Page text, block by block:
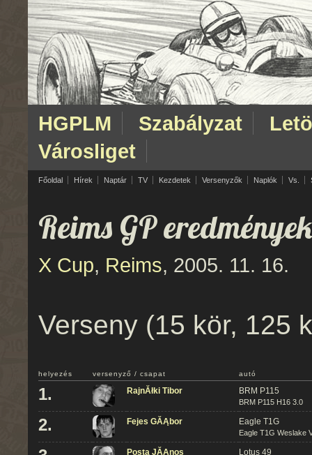
HGPLM Szabályzat
Városliget
Főoldal Hírek Naptár TV Kezdetek Versenyzők Naplók Vs.
Reims GP eredmények
X Cup, Reims, 2005. 11. 16.
Verseny (15 kör, 125
helyezés versenyző / csapat autó
1. RajnĂłki Tibor BRM P115
BRM P115 H16 3.0
2. Fejes GĂĄbor Eagle T1G
Eagle T1G Weslake
Posta JĂĄnos Lotus 49